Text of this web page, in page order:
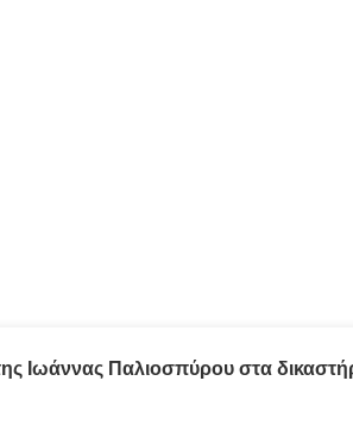
Ιωάννας Παλιοσπύρου στα